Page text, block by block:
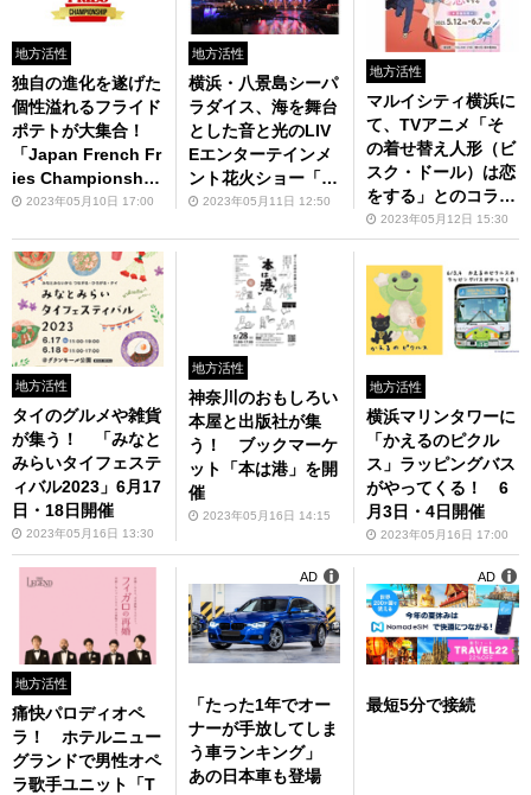
地方活性
独自の進化を遂げた
個性溢れるフライド
ポテトが大集合！
「Japan French Fr
ies Championship
2023」
2023年05月10日 17:00
地方活性
横浜・八景島シーパ
ラダイス、海を舞台
とした音と光のLIV
Eエンターテインメ
ント花火ショー「花
火シンフォニア」を
2023年05月11日 12:50
地方活性
マルイシティ横浜に
て、TVアニメ「そ
の着せ替え人形（ビ
スク・ドール）は恋
をする」とのコラボ
カフェ開催中！ 6
月7日まで
2023年05月12日 15:30
地方活性
タイのグルメや雑貨
が集う！ 「みなと
みらいタイフェステ
ィバル2023」6月17
日・18日開催
2023年05月16日 13:30
地方活性
神奈川のおもしろい
本屋と出版社が集
う！ ブックマーケ
ット「本は港」を開
催
2023年05月16日 14:15
地方活性
横浜マリンタワーに
「かえるのピクル
ス」ラッピングバス
がやってくる！ 6
月3日・4日開催
2023年05月16日 17:00
地方活性
痛快パロディオペ
ラ！ ホテルニュー
グランドで男性オペ
ラ歌手ユニット「T
「たった1年でオー
ナーが手放してしま
う車ランキング」
あの日本車も登場
AD
最短5分で接続
AD